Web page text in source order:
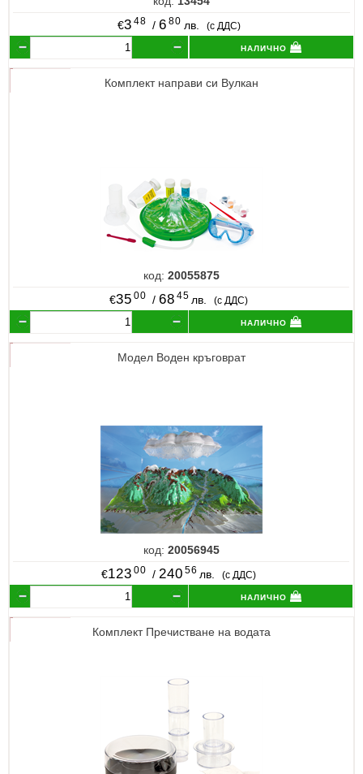
€3 48 /6 80 лв. (с ДДС)
налично
Комплект направи си Вулкан
код: 20055875
€35 00 / 68 45 лв. (с ДДС)
налично
Модел Воден кръговрат
код: 20056945
€123 00 / 240 56 лв. (с ДДС)
налично
Комплект Пречистване на водата